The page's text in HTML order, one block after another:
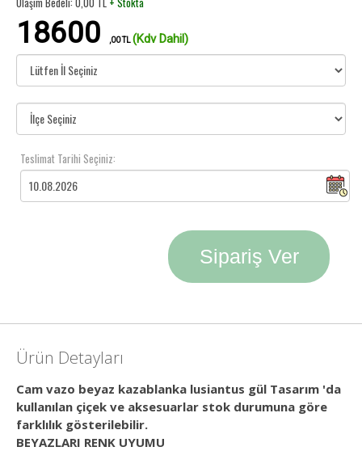
18600 ,00 TL(Kdv Dahil)
Teslimat Tarihi Seçiniz:
Sipariş Ver
Ürün Detayları
Cam vazo beyaz kazablanka lusiantus gül Tasarım 'da
kullanılan çiçek ve aksesuarlar stok durumuna göre
farklılık gösterilebilir.
BEYAZLARI RENK UYUMU